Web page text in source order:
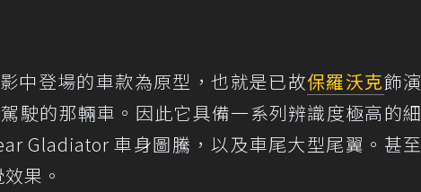
中登場的車款為原型，也就是已故保羅沃克飾演
駛的那輛車。因此它具備一系列辨識度極高的細
Gladiator 車身圖騰，以及車尾大型尾翼。甚至
果。